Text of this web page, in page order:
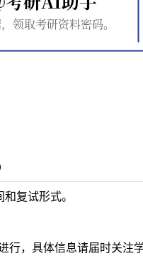
复试形式。
行，具体信息请届时关注